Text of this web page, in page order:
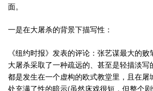
面。
一是在大屠杀的背景下描写性：
《纽约时报》发表的评论：张艺谋最大的
大屠杀采取了一种疏远的、甚至是轻描淡写
都是发生在一个虚构的欧式教堂里，且在屠
处充满了性的暗示(虽然床戏很短，但整个